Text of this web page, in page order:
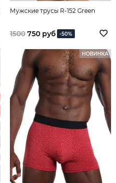
Мужские трусы R-152 Green
1500 750 руб -50%
НОВИНКА